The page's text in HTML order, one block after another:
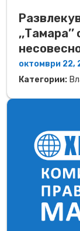
октомври 22,
Категории: